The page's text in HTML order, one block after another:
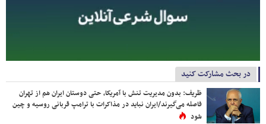
در بحث مشارکت کنید
ظریف: بدون مدیریت تنش با آمریکا، حتی دوستان ایران هم از تهران
فاصله می‌گیرند/ایران نباید در مذاکرات با ترامپ قربانی روسیه و چین
شود